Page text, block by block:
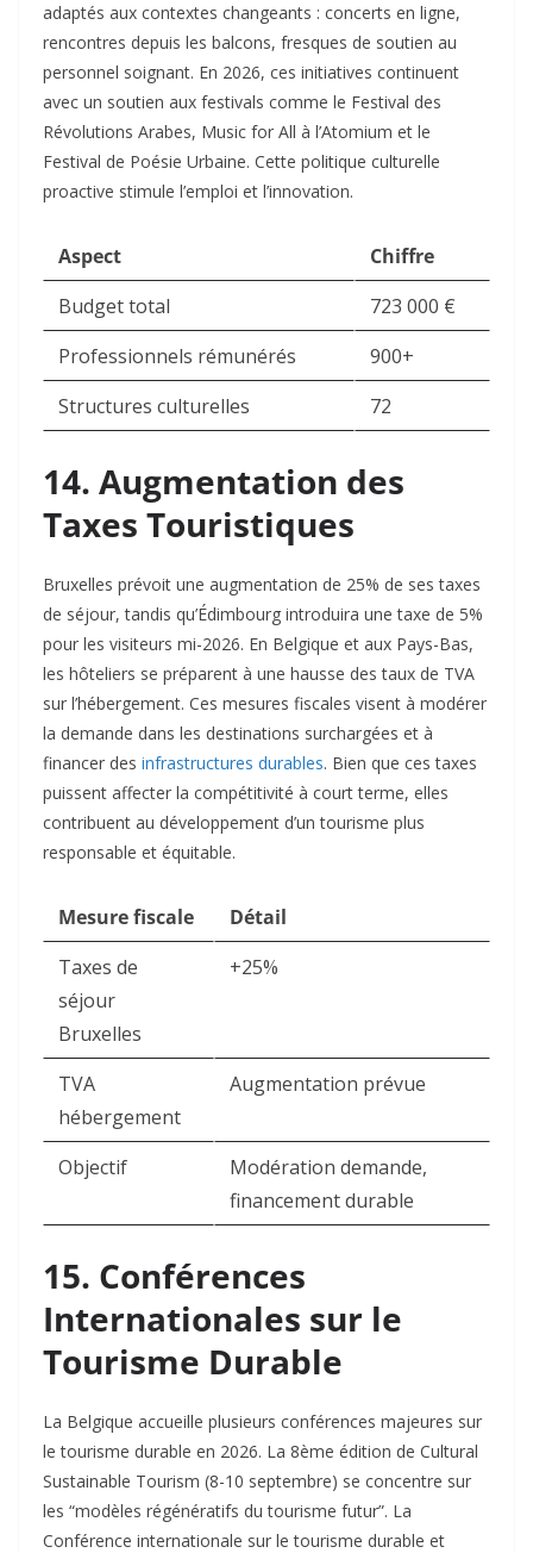
adaptés aux contextes changeants : concerts en ligne,
rencontres depuis les balcons, fresques de soutien au
personnel soignant. En 2026, ces initiatives continuent
avec un soutien aux festivals comme le Festival des
Révolutions Arabes, Music for All à l’Atomium et le
Festival de Poésie Urbaine. Cette politique culturelle
proactive stimule l’emploi et l’innovation.​
Aspect
Chiffre
Budget total
723 000 €
Professionnels rémunérés
900+
Structures culturelles
72
14. Augmentation des
Taxes Touristiques
Bruxelles prévoit une augmentation de 25% de ses taxes
de séjour, tandis qu’Édimbourg introduira une taxe de 5%
pour les visiteurs mi-2026. En Belgique et aux Pays-Bas,
les hôteliers se préparent à une hausse des taux de TVA
sur l’hébergement. Ces mesures fiscales visent à modérer
la demande dans les destinations surchargées et à
financer des infrastructures durables. Bien que ces taxes
puissent affecter la compétitivité à court terme, elles
contribuent au développement d’un tourisme plus
responsable et équitable.​
Mesure fiscale
Détail
Taxes de
séjour
Bruxelles
+25%
TVA
hébergement
Augmentation prévue
Objectif
Modération demande,
financement durable
15. Conférences
Internationales sur le
Tourisme Durable
La Belgique accueille plusieurs conférences majeures sur
le tourisme durable en 2026. La 8ème édition de Cultural
Sustainable Tourism (8-10 septembre) se concentre sur
les “modèles régénératifs du tourisme futur”. La
Conférence internationale sur le tourisme durable et